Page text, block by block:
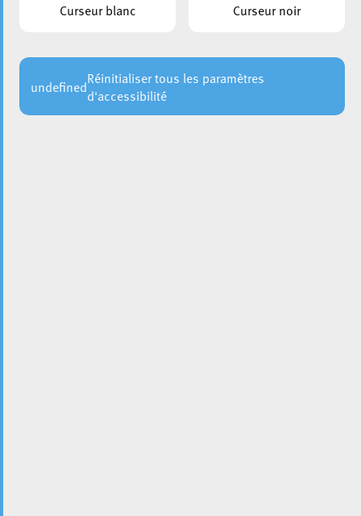
Curseur blanc
Curseur noir
undefinedRéinitialiser tous les paramètres
d'accessibilité